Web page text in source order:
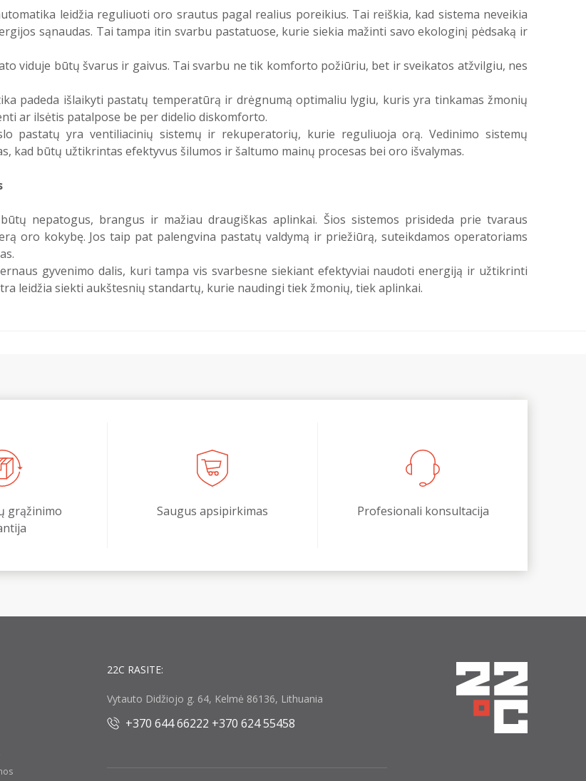
leidžia reguliuoti oro srautus pagal realius poreikius. Tai reiškia, kad sistema neveikia
sąnaudas. Tai tampa itin svarbu pastatuose, kurie siekia mažinti savo ekologinį pėdsaką ir
viduje būtų švarus ir gaivus. Tai svarbu ne tik komforto požiūriu, bet ir sveikatos atžvilgiu, nes
padeda išlaikyti pastatų temperatūrą ir drėgnumą optimaliu lygiu, kuris yra tinkamas žmonių
ar ilsėtis patalpose be per didelio diskomforto.
pastatų yra ventiliacinių sistemų ir rekuperatorių, kurie reguliuoja orą. Vedinimo sistemų
kad būtų užtikrintas efektyvus šilumos ir šaltumo mainų procesas bei oro išvalymas.
nepatogus, brangus ir mažiau draugiškas aplinkai. Šios sistemos prisideda prie tvaraus
oro kokybę. Jos taip pat palengvina pastatų valdymą ir priežiūrą, suteikdamos operatoriams
gyvenimo dalis, kuri tampa vis svarbesne siekiant efektyviai naudoti energiją ir užtikrinti
leidžia siekti aukštesnių standartų, kurie naudingi tiek žmonių, tiek aplinkai.
grąžinimo
Saugus apsipirkimas Profesionali konsultacija
22C RASITE:
Vytauto Didžiojo g. 64, Kelmė 86136, Lithuania
+370 644 66222 +370 624 55458